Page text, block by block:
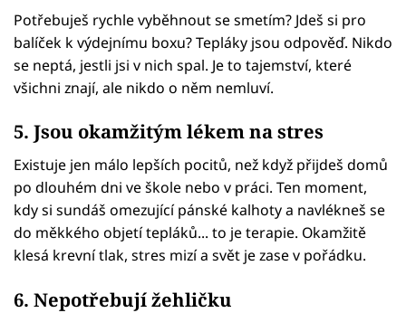
Potřebuješ rychle vyběhnout se smetím? Jdeš si pro
balíček k výdejnímu boxu? Tepláky jsou odpověď. Nikdo
se neptá, jestli jsi v nich spal. Je to tajemství, které
všichni znají, ale nikdo o něm nemluví.
5. Jsou okamžitým lékem na stres
Existuje jen málo lepších pocitů, než když přijdeš domů
po dlouhém dni ve škole nebo v práci. Ten moment,
kdy si sundáš omezující pánské kalhoty a navlékneš se
do měkkého objetí tepláků... to je terapie. Okamžitě
klesá krevní tlak, stres mizí a svět je zase v pořádku.
6. Nepotřebují žehličku